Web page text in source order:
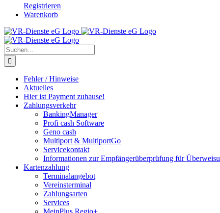
Registrieren
Warenkorb
Suche
nach:
Fehler / Hinweise
Aktuelles
Hier ist Payment zuhause!
Zahlungsverkehr
BankingManager
Profi cash Software
Geno cash
Multiport & MultiportGo
Servicekontakt
Informationen zur Empfängerüberprüfung für
Kartenzahlung
Terminalangebot
Vereinsterminal
Zahlungsarten
Services
MeinPlus Regio+